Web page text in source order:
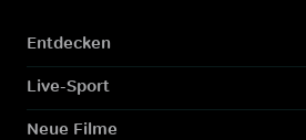
Entdecken
Live-Sport
Neue Filme